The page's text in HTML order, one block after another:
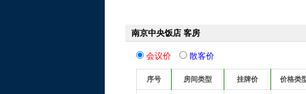
南京中央饭店 客房
会议价 散客价
序号 房间类型 挂牌价 价格类